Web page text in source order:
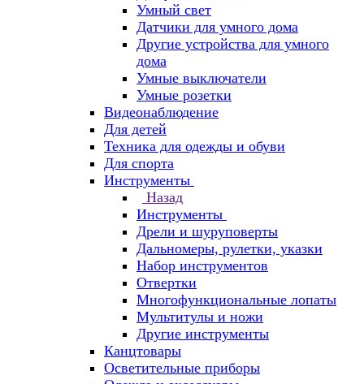
Умный свет
Датчики для умного дома
Другие устройства для умного
дома
Умные выключатели
Умные розетки
Видеонаблюдение
Для детей
Техника для одежды и обуви
Для спорта
Инструменты
Назад
Инструменты
Дрели и шуруповерты
Дальномеры, рулетки, указки
Набор инструментов
Отвертки
Многофункциональные лопаты
Мультитулы и ножи
Другие инструменты
Канцтовары
Осветительные приборы